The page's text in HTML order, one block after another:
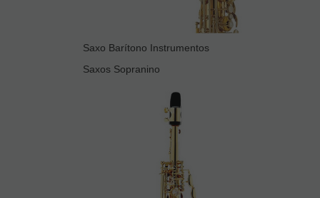
Saxo Barítono Instrumentos
Saxos Sopranino